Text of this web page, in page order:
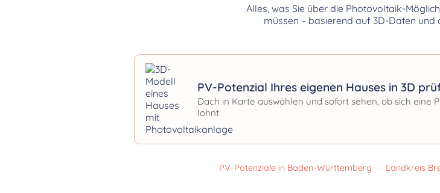
Alles, was Sie über die Photovoltaik-
müssen – basierend auf 3D-Daten und
PV-Potenzial Ihres eigenen Hauses in 3D
Dach in Karte auswählen und sofort sehen, ob sich eine
lohnt
PV-Potenziale in Baden-Württemberg · Landkreis